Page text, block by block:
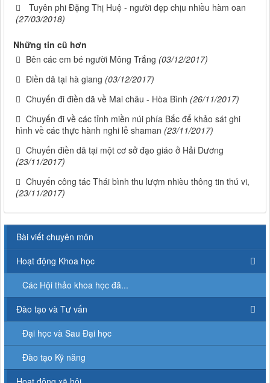
Tuyên phi Đặng Thị Huệ - người đẹp chịu nhiều hàm oan
(27/03/2018)
Những tin cũ hơn
Bên các em bé người Mông Trắng (03/12/2017)
Điền dã tại hà giang (03/12/2017)
Chuyến đi điền dã về Mai châu - Hòa Bình (26/11/2017)
Chuyến đi về các tỉnh miền núi phía Bắc để khảo sát ghi
hình về các thực hành nghi lễ shaman (23/11/2017)
Chuyến điền dã tại một cơ sở đạo giáo ở Hải Dương
(23/11/2017)
Chuyến công tác Thái bình thu lượm nhièu thông tin thú vi,
(23/11/2017)
Bài viết chuyên môn
Hoạt động Khoa học
Các Hội thảo khoa học đã...
Đào tạo và Tư vấn
Đại học và Sau Đại học
Đào tạo Kỹ năng